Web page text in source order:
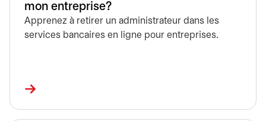
mon entreprise?
Apprenez à retirer un administrateur dans les
services bancaires en ligne pour entreprises.